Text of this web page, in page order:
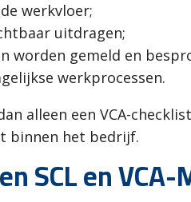
werkvloer;
uitdragen;
worden gemeld en
werkprocessen.
alleen een VCA-
binnen het bedrijf.
SCL en VCA-